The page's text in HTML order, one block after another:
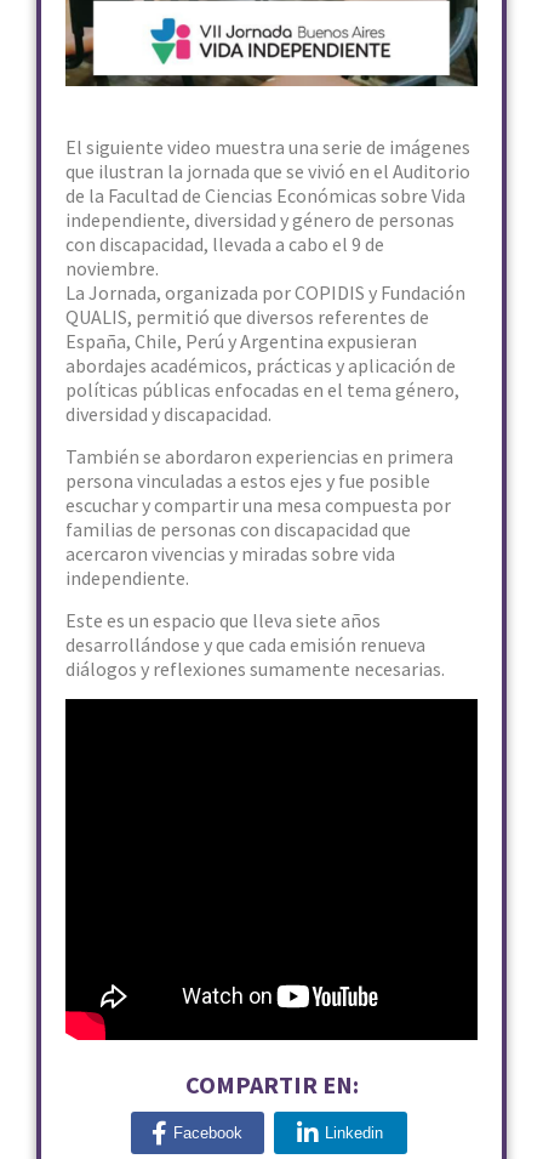
El siguiente video muestra una serie de imágenes
que ilustran la jornada que se vivió en el Auditorio
de la Facultad de Ciencias Económicas sobre Vida
independiente, diversidad y género de personas
con discapacidad, llevada a cabo el 9 de
noviembre.
La Jornada, organizada por COPIDIS y Fundación
QUALIS, permitió que diversos referentes de
España, Chile, Perú y Argentina expusieran
abordajes académicos, prácticas y aplicación de
políticas públicas enfocadas en el tema género,
diversidad y discapacidad.
También se abordaron experiencias en primera
persona vinculadas a estos ejes y fue posible
escuchar y compartir una mesa compuesta por
familias de personas con discapacidad que
acercaron vivencias y miradas sobre vida
independiente.
Este es un espacio que lleva siete años
desarrollándose y que cada emisión renueva
diálogos y reflexiones sumamente necesarias.
COMPARTIR EN:
Facebook Linkedin